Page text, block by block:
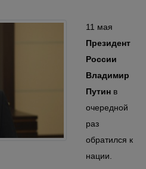
11 мая
Президент
России
Владимир
Путин в
очередной
раз
обратился к
нации.